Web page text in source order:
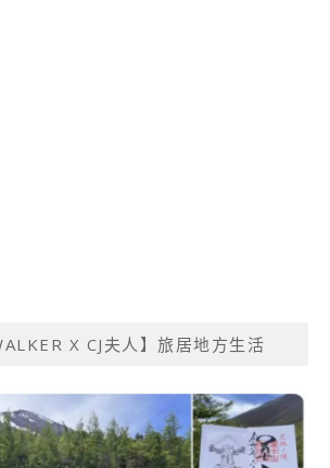
X CJ夫人】旅居地方生活